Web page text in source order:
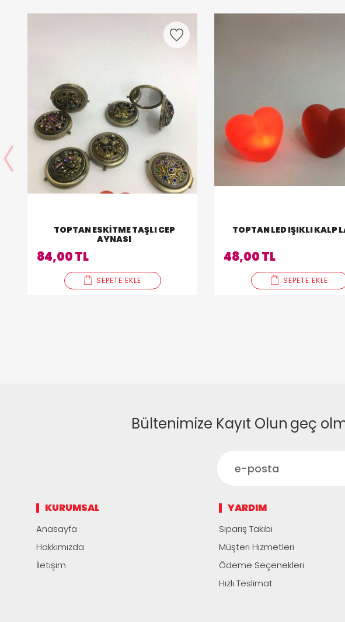
TOPTAN ESKITME TAŞLI CEP
AYNASI
84,00 TL
SEPETE EKLE
TOPTAN LED IŞIKLI KALP
48,00 TL
SEPETE EKLE
Bültenimize Kayıt Olun geç
KURUMSAL
Anasayfa
Hakkımızda
İletişim
YARDIM
Sipariş Takibi
Müşteri Hizmetleri
Ödeme Seçenekleri
Hızlı Teslimat